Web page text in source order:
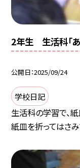
2年生 生活科「
公開日 2025/09/24
学校日記
生活科の学習で、
紙皿を折ってはさ